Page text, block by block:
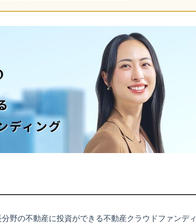
野の不動産に投資ができる不動産クラウドファンディ